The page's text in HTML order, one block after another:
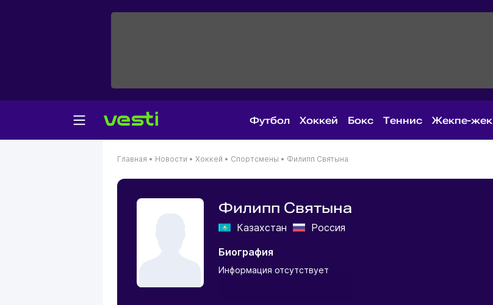
Футбол Хоккей Бокс Теннис Жекпе-жек
Главная • Новости • Хоккей • Спортсмены • Филипп Святына
Филипп Святына
Казахстан
Россия
Биография
Информация отсутствует